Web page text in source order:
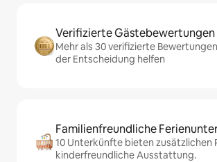
Verifizierte Gästebewertungen
Mehr als 30 verifizierte
der Entscheidung helfen
Familienfreundliche
10 Unterkünfte bieten zusätzlichen
kinderfreundliche Ausstattung.